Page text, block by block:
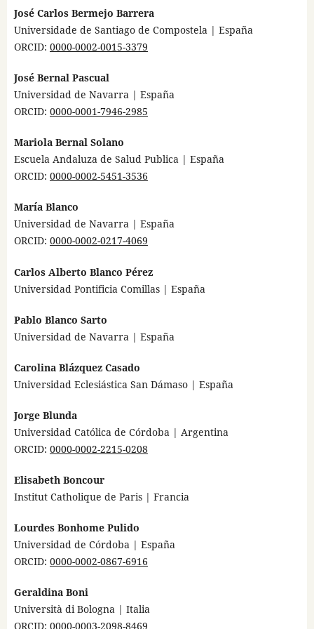
José Carlos Bermejo Barrera
Universidade de Santiago de Compostela | España
ORCID: 0000-0002-0015-3379
José Bernal Pascual
Universidad de Navarra | España
ORCID: 0000-0001-7946-2985
Mariola Bernal Solano
Escuela Andaluza de Salud Publica | España
ORCID: 0000-0002-5451-3536
María Blanco
Universidad de Navarra | España
ORCID: 0000-0002-0217-4069
Carlos Alberto Blanco Pérez
Universidad Pontificia Comillas | España
Pablo Blanco Sarto
Universidad de Navarra | España
Carolina Blázquez Casado
Universidad Eclesiástica San Dámaso | España
Jorge Blunda
Universidad Católica de Córdoba | Argentina
ORCID: 0000-0002-2215-0208
Elisabeth Boncour
Institut Catholique de Paris | Francia
Lourdes Bonhome Pulido
Universidad de Córdoba | España
ORCID: 0000-0002-0867-6916
Geraldina Boni
Università di Bologna | Italia
ORCID: 0000-0003-2098-8469